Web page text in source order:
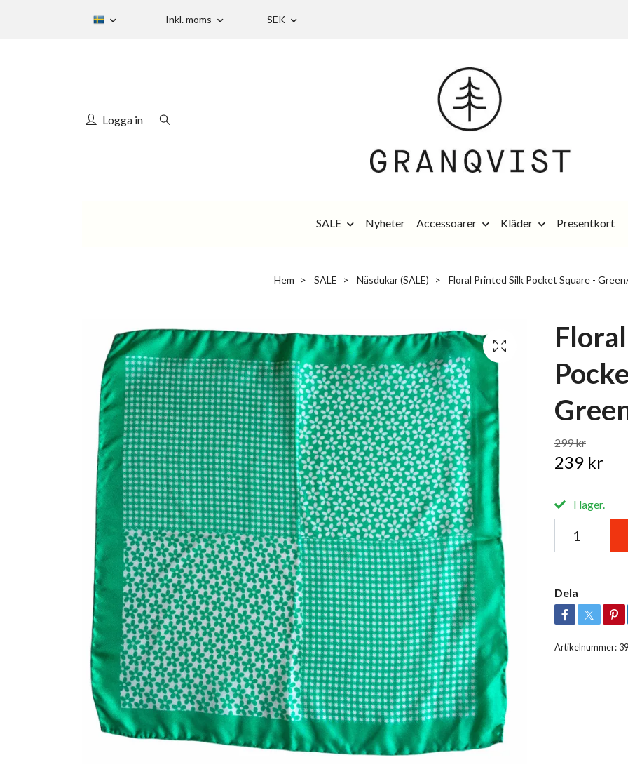
Inkl. moms SEK
Logga in
SALE Nyheter Accessoarer Kläder Presentkort
Hem SALE Näsdukar (SALE) Floral Printed Silk Pocket Square -
299 kr
239 kr
I lager.
Dela
Artikelnummer: